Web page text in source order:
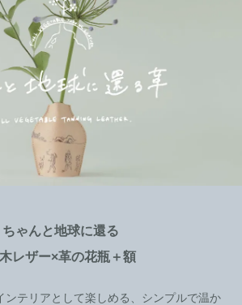
ちゃんと地球に還る
レザー×革の花瓶＋額
ンテリアとして楽しめる、シンプルで温か